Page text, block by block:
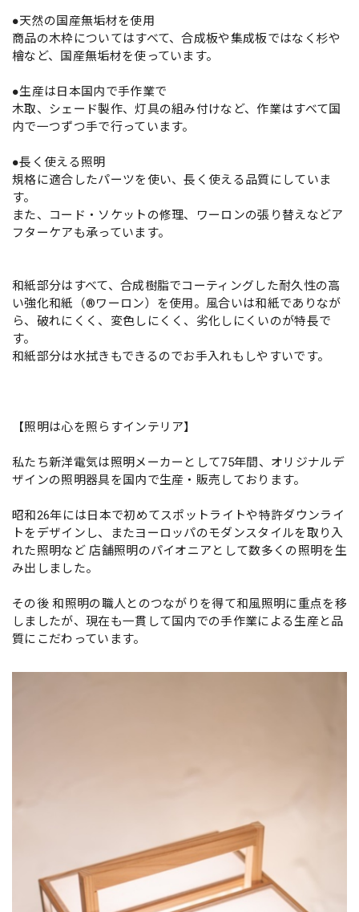
●天然の国産無垢材を使用
商品の木枠についてはすべて、合成板や集成板ではなく杉や
檜など、国産無垢材を使っています。
●生産は日本国内で手作業で
木取、シェード製作、灯具の組み付けなど、作業はすべて国
内で一つずつ手で行っています。
●長く使える照明
規格に適合したパーツを使い、長く使える品質にしていま
す。
また、コード・ソケットの修理、ワーロンの張り替えなどア
フターケアも承っています。
和紙部分はすべて、合成樹脂でコーティングした耐久性の高
い強化和紙（®ワーロン）を使用。風合いは和紙でありなが
ら、破れにくく、変色しにくく、劣化しにくいのが特長で
す。
和紙部分は水拭きもできるのでお手入れもしやすいです。
【照明は心を照らすインテリア】
私たち新洋電気は照明メーカーとして75年間、オリジナルデ
ザインの照明器具を国内で生産・販売しております。
昭和26年には日本で初めてスポットライトや特許ダウンライ
トをデザインし、またヨーロッパのモダンスタイルを取り入
れた照明など 店舗照明のパイオニアとして数多くの照明を生
み出しました。
その後 和照明の職人とのつながりを得て和風照明に重点を移
しましたが、現在も一貫して国内での手作業による生産と品
質にこだわっています。